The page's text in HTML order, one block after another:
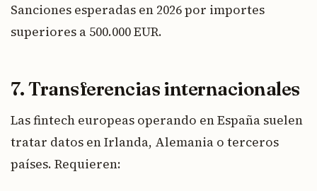
Sanciones esperadas en 2026 por importes
superiores a 500.000 EUR.
7. Transferencias internacionales
Las fintech europeas operando en España suelen
tratar datos en Irlanda, Alemania o terceros
países. Requieren: